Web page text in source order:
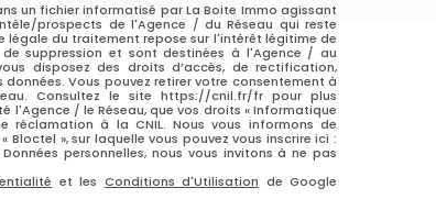
un fichier informatisé par La Boite Immo agissant
prospects de l'Agence / du Réseau qui reste
légale du traitement repose sur l'intérêt légitime de
suppression et sont destinées à l'Agence / au
disposez des droits d’accès, de rectification,
Vous pouvez retirer votre consentement à
Consultez le site https://cnil.fr/fr pour plus
l'Agence / le Réseau, que vos droits « Informatique
réclamation à la CNIL. Nous vous informons de
», sur laquelle vous pouvez vous inscrire ici :
personnelles, nous vous invitons à ne pas
et les Conditions d'Utilisation de Google